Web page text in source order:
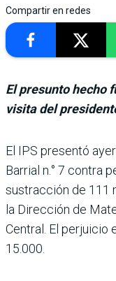
Compartir en redes
El presunto hecho
visita del
El IPS presentó
Barrial n.° 7 con­tra
sustracción de 111
la Dirección de
Cen­tral. El perjuicio
15.000.